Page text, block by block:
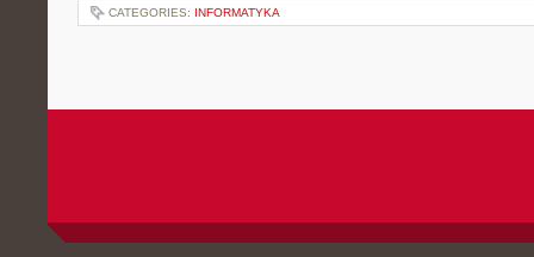
CATEGORIES: INFORMATYKA